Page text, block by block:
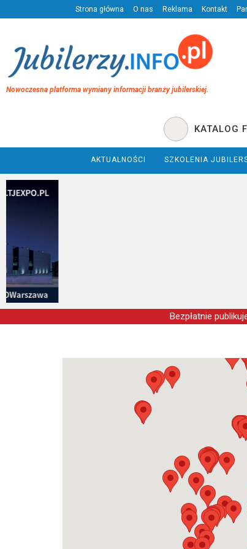
Strona główna O nas Reklama Kontakt
Nowoczesna platforma wymiany informacji branży jubilerskiej.
KATALOG
AKTUALNOŚCI SZKOLENIA
Bezpłatnie